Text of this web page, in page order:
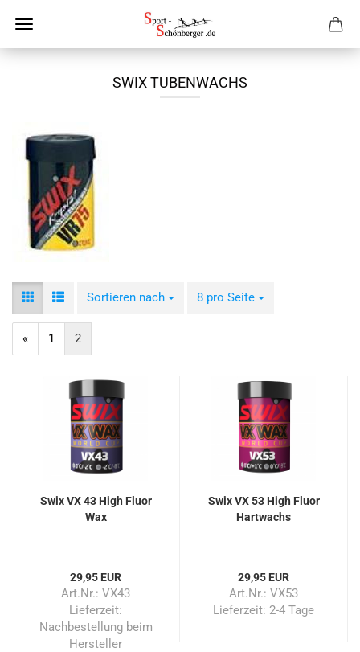
SWIX TUBENWACHS
Sortieren nach
Sortieren nach 8 pro Seite
pro Seite
« 1 2
Swix VX 43 High Fluor
Wax
29,95 EUR
Art.Nr.: VX43
Lieferzeit:
Nachbestellung beim
Hersteller
Swix VX 53 High Fluor
Hartwachs
29,95 EUR
Art.Nr.: VX53
Lieferzeit: 2-4 Tage